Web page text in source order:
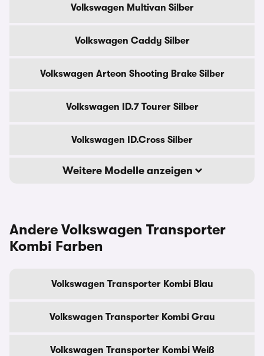
Volkswagen Multivan Silber
Volkswagen Caddy Silber
Volkswagen Arteon Shooting Brake Silber
Volkswagen ID.7 Tourer Silber
Volkswagen ID.Cross Silber
Weitere Modelle anzeigen
Andere Volkswagen Transporter
Kombi Farben
Volkswagen Transporter Kombi Blau
Volkswagen Transporter Kombi Grau
Volkswagen Transporter Kombi Weiß